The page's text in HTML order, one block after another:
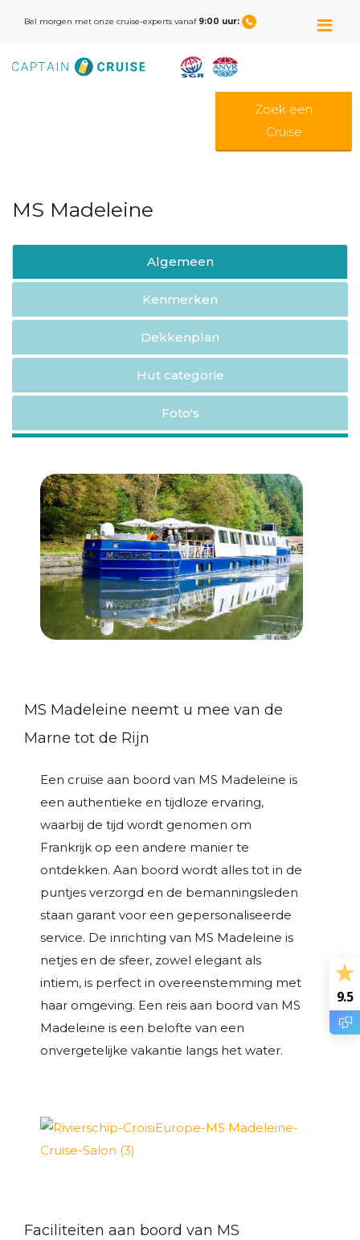
Bel morgen met onze cruise-experts vanaf 9:00 uur:
Zoek een
Cruise
MS Madeleine
Algemeen
Kenmerken
Dekkenplan
Hut categorie
Foto's
MS Madeleine neemt u mee van de
Marne tot de Rijn
Een cruise aan boord van MS Madeleine is
een authentieke en tijdloze ervaring,
waarbij de tijd wordt genomen om
Frankrijk op een andere manier te
ontdekken. Aan boord wordt alles tot in de
puntjes verzorgd en de bemanningsleden
staan garant voor een gepersonaliseerde
service. De inrichting van MS Madeleine is
netjes en de sfeer, zowel elegant als
intiem, is perfect in overeenstemming met
haar omgeving. Een reis aan boord van MS
Madeleine is een belofte van een
onvergetelijke vakantie langs het water.
Faciliteiten aan boord van MS
9.5